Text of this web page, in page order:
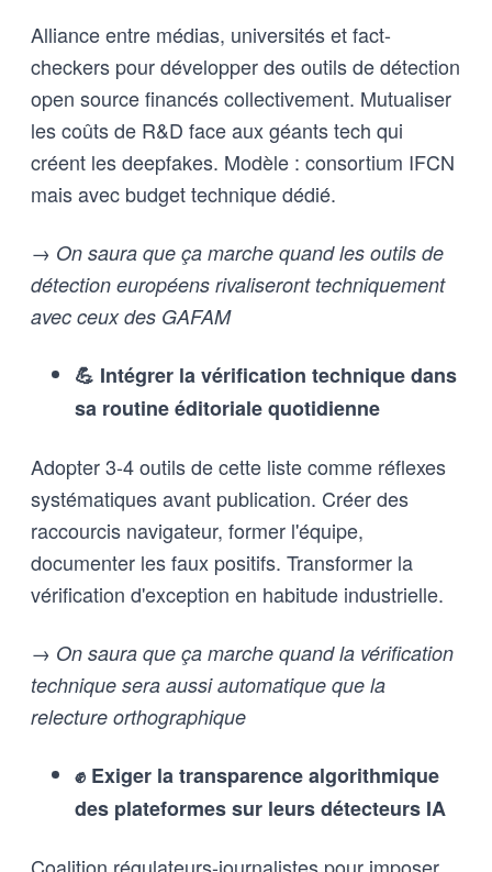
Alliance entre médias, universités et fact-
checkers pour développer des outils de détection
open source financés collectivement. Mutualiser
les coûts de R&D face aux géants tech qui
créent les deepfakes. Modèle : consortium IFCN
mais avec budget technique dédié.
→ On saura que ça marche quand les outils de
détection européens rivaliseront techniquement
avec ceux des GAFAM
💪 Intégrer la vérification technique dans
sa routine éditoriale quotidienne
Adopter 3-4 outils de cette liste comme réflexes
systématiques avant publication. Créer des
raccourcis navigateur, former l'équipe,
documenter les faux positifs. Transformer la
vérification d'exception en habitude industrielle.
→ On saura que ça marche quand la vérification
technique sera aussi automatique que la
relecture orthographique
✊ Exiger la transparence algorithmique
des plateformes sur leurs détecteurs IA
Coalition régulateurs-journalistes pour imposer